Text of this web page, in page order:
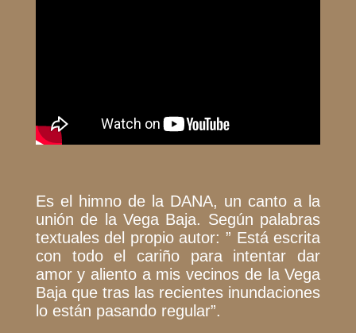
Es el himno de la DANA, un canto a la
unión de la Vega Baja. Según palabras
textuales del propio autor: ” Está escrita
con todo el cariño para intentar dar
amor y aliento a mis vecinos de la Vega
Baja que tras las recientes inundaciones
lo están pasando regular”.